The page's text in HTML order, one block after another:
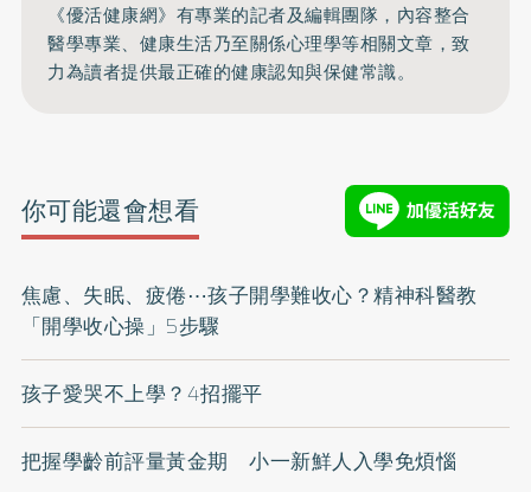
《優活健康網》有專業的記者及編輯團隊，內容整合
醫學專業、健康生活乃至關係心理學等相關文章，致
力為讀者提供最正確的健康認知與保健常識。
你可能還會想看
焦慮、失眠、疲倦⋯孩子開學難收心？精神科醫教
「開學收心操」5步驟
孩子愛哭不上學？4招擺平
把握學齡前評量黃金期 小一新鮮人入學免煩惱